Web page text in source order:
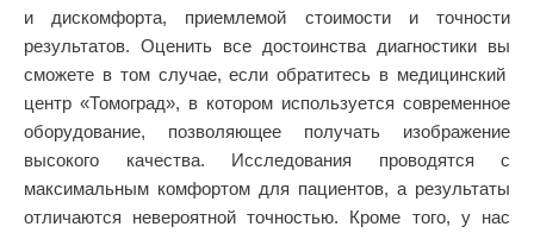
и дискомфорта, приемлемой стоимости и точности
результатов. Оценить все достоинства диагностики вы
сможете в том случае, если обратитесь в медицинский
центр «Томоград», в котором используется современное
оборудование, позволяющее получать изображение
высокого качества. Исследования проводятся с
максимальным комфортом для пациентов, а результаты
отличаются невероятной точностью. Кроме того, у нас